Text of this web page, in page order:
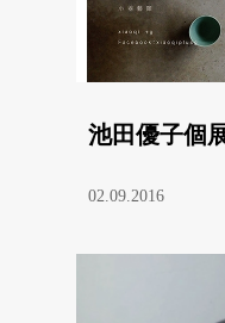
池田優子個
02.09.2016